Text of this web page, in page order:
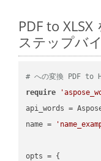
PDF to
ステップバ
# への変換 PDF to
require
api_words =
name =
opts = {